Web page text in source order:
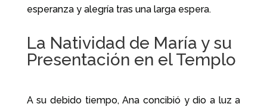
esperanza y alegría tras una larga espera.
La Natividad de María y su
Presentación en el Templo
A su debido tiempo, Ana concibió y dio a luz a